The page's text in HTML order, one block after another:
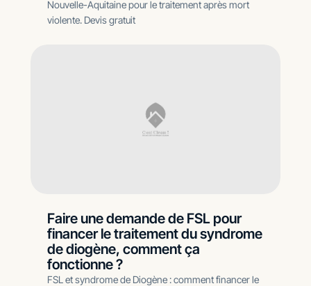
Nouvelle-Aquitaine pour le traitement après mort
violente. Devis gratuit
Faire une demande de FSL pour
financer le traitement du syndrome
de diogène, comment ça
fonctionne ?
FSL et syndrome de Diogène : comment financer le